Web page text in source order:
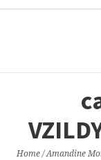
Home /Amandine